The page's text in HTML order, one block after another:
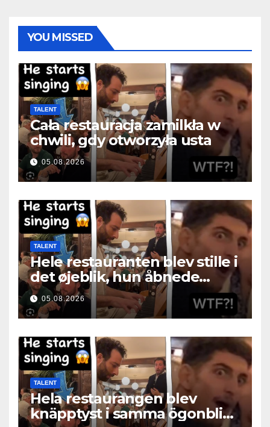
YOU MISSED
TALENT
Cała restauracja zamilkła w
chwili, gdy otworzyła usta
05.08.2026
TALENT
Hele restauranten blev stille i
det øjeblik, hun åbnede
munden
05.08.2026
TALENT
Hela restaurangen blev
knäpptyst i samma ögonblick